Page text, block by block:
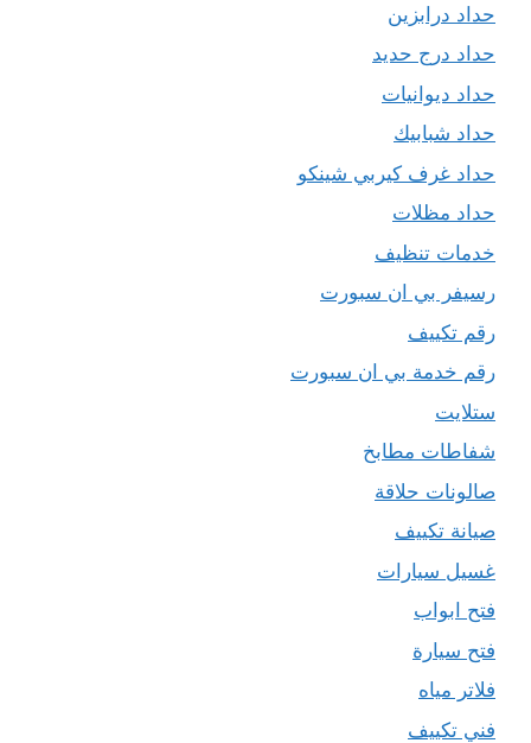
حداد درابزين
حداد درج حديد
حداد ديوانيات
حداد شبابيك
حداد غرف كيربي شينكو
حداد مظلات
خدمات تنظيف
رسيفر بي ان سبورت
رقم تكييف
رقم خدمة بي ان سبورت
ستلايت
شفاطات مطابخ
صالونات حلاقة
صيانة تكييف
غسيل سيارات
فتح ابواب
فتح سيارة
فلاتر مياه
فني تكييف